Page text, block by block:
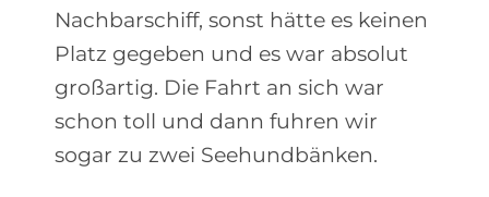
Nachbarschiff, sonst hätte es keinen
Platz gegeben und es war absolut
großartig. Die Fahrt an sich war
schon toll und dann fuhren wir
sogar zu zwei Seehundbänken.